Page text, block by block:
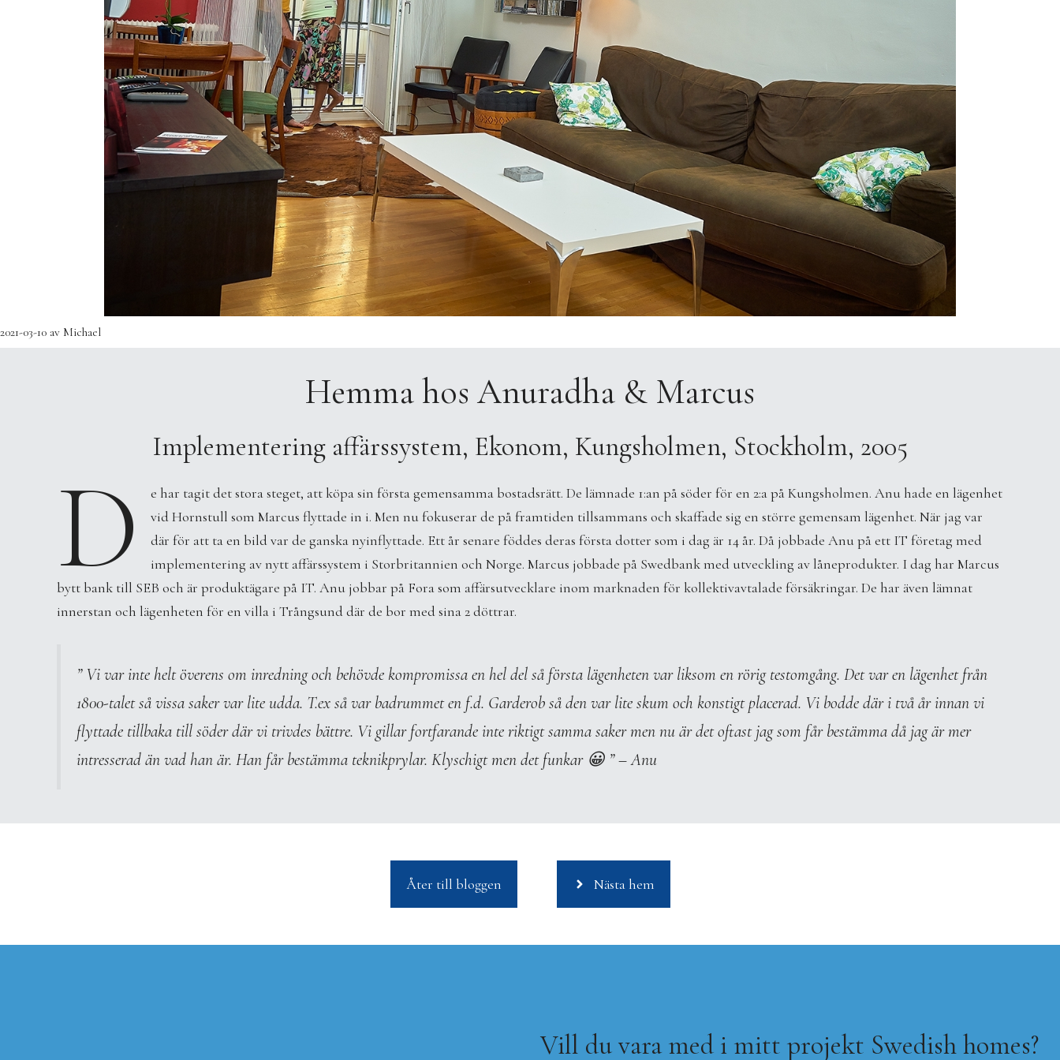
2021-03-10 av Michael
Hemma hos Anuradha & Marcus
Implementering affärssystem, Ekonom, Kungsholmen, Stockholm, 2005
D
e har tagit det stora steget, att köpa sin första gemensamma bostadsrätt. De lämnade 1:an på söder för en 2:a på Kungsholmen. Anu hade en lägenhet
vid Hornstull som Marcus flyttade in i. Men nu fokuserar de på framtiden tillsammans och skaffade sig en större gemensam lägenhet. När jag var
där för att ta en bild var de ganska nyinflyttade. Ett år senare föddes deras första dotter som i dag är 14 år. Då jobbade Anu på ett IT företag med
implementering av nytt affärssystem i Storbritannien och Norge. Marcus jobbade på Swedbank med utveckling av låneprodukter. I dag har Marcus
bytt bank till SEB och är produktägare på IT. Anu jobbar på Fora som affärsutvecklare inom marknaden för kollektivavtalade försäkringar. De har även lämnat
innerstan och lägenheten för en villa i Trångsund där de bor med sina 2 döttrar.
” Vi var inte helt överens om inredning och behövde kompromissa en hel del så första lägenheten var liksom en rörig testomgång. Det var en lägenhet från
1800-talet så vissa saker var lite udda. T.ex så var badrummet en f.d. Garderob så den var lite skum och konstigt placerad. Vi bodde där i två år innan vi
flyttade tillbaka till söder där vi trivdes bättre. Vi gillar fortfarande inte riktigt samma saker men nu är det oftast jag som får bestämma då jag är mer
intresserad än vad han är. Han får bestämma teknikprylar. Klyschigt men det funkar 😀 ” – Anu
Åter till bloggen Nästa hem
Vill du vara med i mitt projekt Swedish homes?